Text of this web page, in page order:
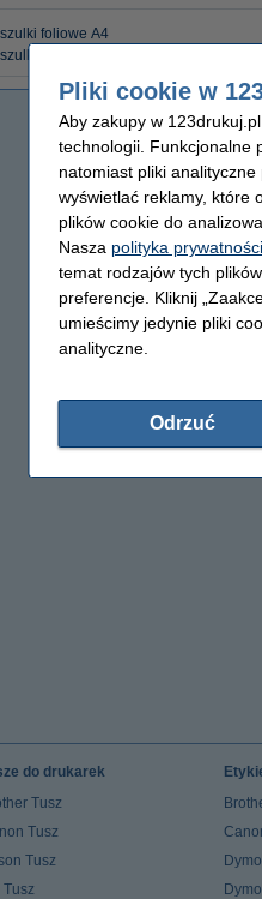
foliowe A4
foliowe A5
do drukarek
Tusz
Tusz
Tusz
Tusz
Pliki cookie w
Aby zakupy w
technologii. Funkcjonalne
natomiast pliki
wyświetlać reklamy, które
plików cookie do
Nasza polityka
temat rodzajów tych
preferencje. Kliknij
umieścimy jedynie pliki
analityczne.
Odrzuć